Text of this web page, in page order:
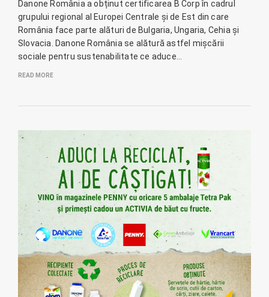
Danone România a obținut certificarea B Corp în cadrul
grupului regional al Europei Centrale și de Est din care
România face parte alături de Bulgaria, Ungaria, Cehia și
Slovacia. Danone România se alătură astfel mișcării
sociale pentru sustenabilitate ce aduce…
READ MORE